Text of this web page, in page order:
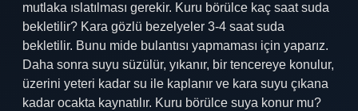
mutlaka ıslatılması gerekir. Kuru börülce kaç saat suda
bekletilir? Kara gözlü bezelyeler 3-4 saat suda
bekletilir. Bunu mide bulantısı yapmaması için yaparız.
Daha sonra suyu süzülür, yıkanır, bir tencereye konulur,
üzerini yeteri kadar su ile kaplanır ve kara suyu çıkana
kadar ocakta kaynatılır. Kuru börülce suya konur mu?